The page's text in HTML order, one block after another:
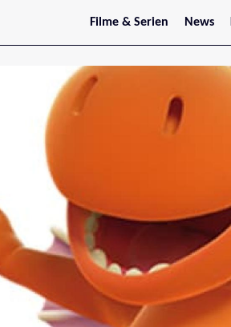
Filme & Serien
Trailer
News
Stars